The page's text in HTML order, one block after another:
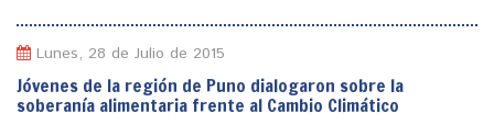
Lunes, 28 de Julio de 2015
Jóvenes de la región de Puno dialogaron sobre la
soberanía alimentaria frente al Cambio Climático